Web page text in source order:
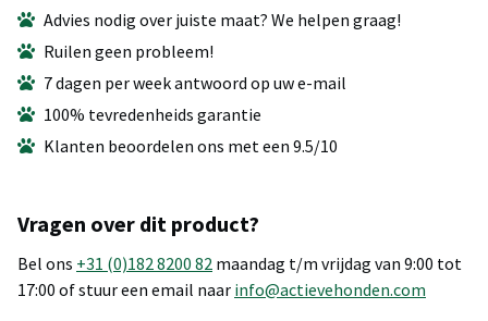
Advies nodig over juiste maat? We helpen graag!
Ruilen geen probleem!
7 dagen per week antwoord op uw e-mail
100% tevredenheids garantie
Klanten beoordelen ons met een 9.5/10
Vragen over dit product?
Bel ons +31 (0)182 8200 82 maandag t/m vrijdag van 9:00 tot
17:00 of stuur een email naar info@actievehonden.com